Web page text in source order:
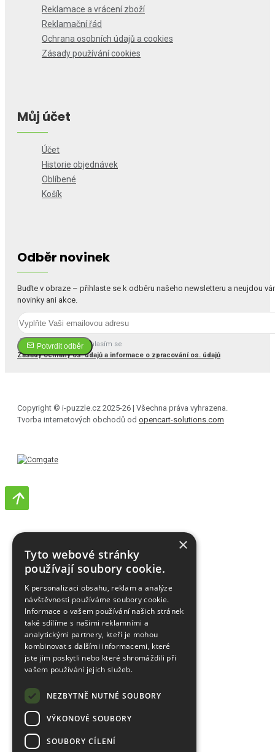
Reklamace a vrácení zboží
Reklamační řád
Ochrana osobních údajů a cookies
Zásady používání cookies
Můj účet
Účet
Historie objednávek
Oblíbené
Košík
Odběr novinek
Buďte v obraze – přihlaste se k odběru našeho newsletteru a neujdou
novinky ani akce.
Potvrdit odběr
Četl(a) jsem a souhlasím se
Zásady ochrany os. údajů a informace o zpracování os. údajů
Copyright © i-puzzle.cz 2025-26 | Všechna práva vyhrazena.
Tvorba internetových obchodů od opencart-solutions.com
×
Tyto webové stránky
používají soubory cookie.
K personalizaci obsahu, reklam a analýze
návštěvnosti používáme soubory cookie.
Informace o vašem používání našich stránek
také sdílíme s našimi reklamními a
analytickými partnery, kteří je mohou
kombinovat s dalšími informacemi, které
jste jim poskytli nebo které shromáždili při
vašem používání jejich služeb.
NEZBYTNĚ NUTNÉ SOUBORY
VÝKONOVÉ SOUBORY
SOUBORY CÍLENÍ